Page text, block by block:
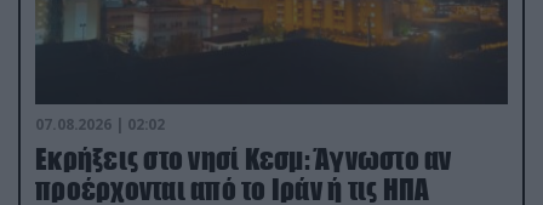
07.08.2026 | 02:02
Εκρήξεις στο νησί Κεσμ: Άγνωστο αν
προέρχονται από το Ιράν ή τις ΗΠΑ